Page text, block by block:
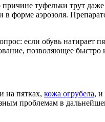
причине туфельки трут
аэрозоля.
если обувь
позволяющее
на пятках, кожа огрубела, и
проблемам в